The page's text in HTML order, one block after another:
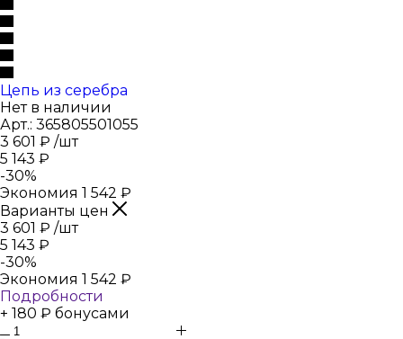
Цепь из серебра
Нет в наличии
Арт.: 365805501055
3 601 ₽ /шт
5 143 ₽
-30%
Экономия 1 542 ₽
Варианты цен
3 601 ₽ /шт
5 143 ₽
-30%
Экономия 1 542 ₽
Подробности
+ 180 ₽ бонусами